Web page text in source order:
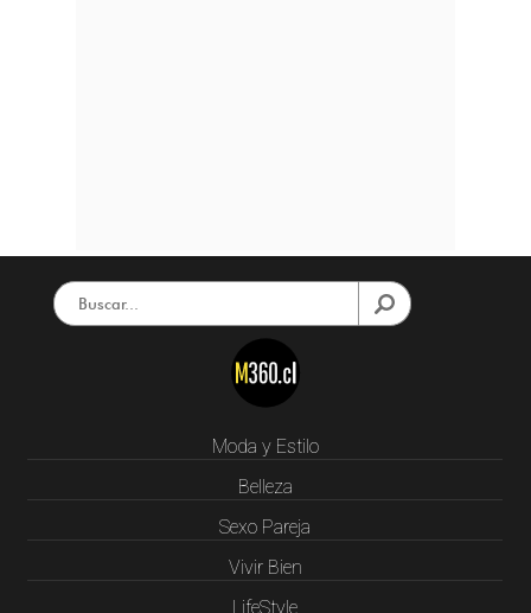
Moda y Estilo
Belleza
Sexo Pareja
Vivir Bien
LifeStyle